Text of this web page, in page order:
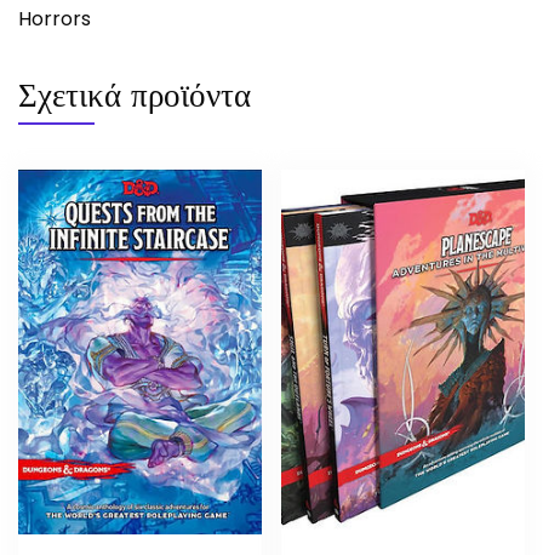
Horrors
Σχετικά προϊόντα